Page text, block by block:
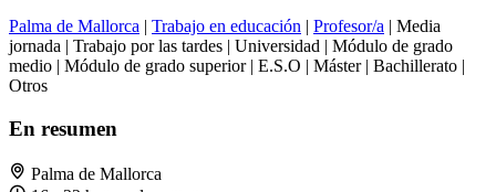
Palma de Mallorca | Trabajo en educación | Profesor/a | Media
jornada | Trabajo por las tardes | Universidad | Módulo de grado
medio | Módulo de grado superior | E.S.O | Máster | Bachillerato |
Otros
En resumen
Palma de Mallorca